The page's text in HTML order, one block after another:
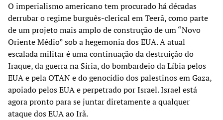
O imperialismo americano tem procurado há décadas
derrubar o regime burguês-clerical em Teerã, como parte
de um projeto mais amplo de construção de um “Novo
Oriente Médio” sob a hegemonia dos EUA. A atual
escalada militar é uma continuação da destruição do
Iraque, da guerra na Síria, do bombardeio da Líbia pelos
EUA e pela OTAN e do genocídio dos palestinos em Gaza,
apoiado pelos EUA e perpetrado por Israel. Israel está
agora pronto para se juntar diretamente a qualquer
ataque dos EUA ao Irã.